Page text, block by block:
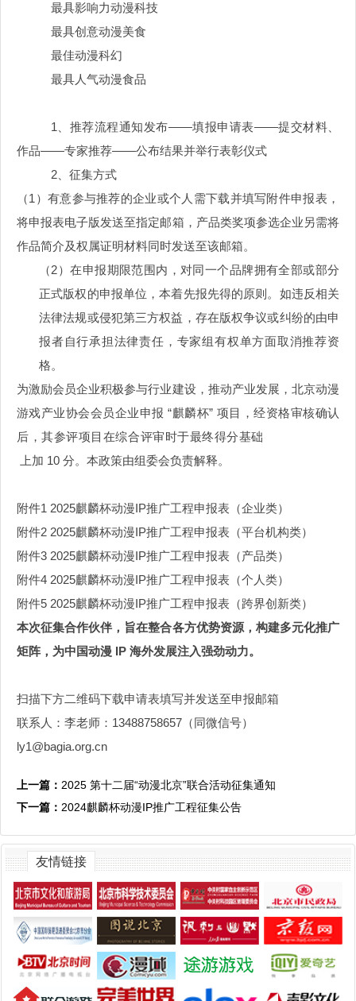
最具影响力动漫科技
最具创意动漫美食
最佳动漫科幻
最具人气动漫食品
1、 推荐流程通知发布——填报申请表——提交材料、
作品——专家推荐——公布结果并举行表彰仪式
2、征集方式
（1）有意参与推荐的企业或个人需下载并填写附件申报表，
将申报表电子版发送至指定邮箱，产品类奖项参选企业另需将
作品简介及权属证明材料同时发送至该邮箱。
（2）在申报期限范围内，对同一个品牌拥有全部或部分
正式版权的申报单位，本着先报先得的原则。如违反相关
法律法规或侵犯第三方权益，存在版权争议或纠纷的由申
报者自行承担法律责任，专家组有权单方面取消推荐资
格。
为激励会员企业积极参与行业建设，推动产业发展，北京动漫
游戏产业协会会员企业申报 “麒麟杯” 项目，经资格审核确认
后，其参评项目在综合评审时于最终得分基础
上加 10 分。本政策由组委会负责解释。
附件1 2025麒麟杯动漫IP推广工程申报表（企业类）
附件2 2025麒麟杯动漫IP推广工程申报表（平台机构类）
附件3 2025麒麟杯动漫IP推广工程申报表（产品类）
附件4 2025麒麟杯动漫IP推广工程申报表（个人类）
附件5 2025麒麟杯动漫IP推广工程申报表（跨界创新类）
本次征集合作伙伴，旨在整合各方优势资源，构建多元化推广
矩阵，为中国动漫 IP 海外发展注入强劲动力。
扫描下方二维码下载申请表填写并发送至申报邮箱
联系人：李老师： 13488758657（同微信号）
ly1@bagia.org.cn
上一篇： 2025 第十二届“动漫北京”联合活动征集通知
下一篇： 2024麒麟杯动漫IP推广工程征集公告
友情链接